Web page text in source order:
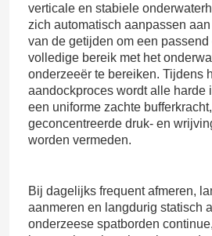
Thuis
Video's
verticale en stabiele
zich automatisch aanpassen
van de getijden om een ​​passend
volledige bereik met het
onderzeeër te bereiken. Tijdens
aandockproces wordt alle harde
een uniforme zachte
geconcentreerde druk- en
worden vermeden.
Bij dagelijks frequent afmeren,
aanmeren en langdurig statisch
onderzeese spatborden